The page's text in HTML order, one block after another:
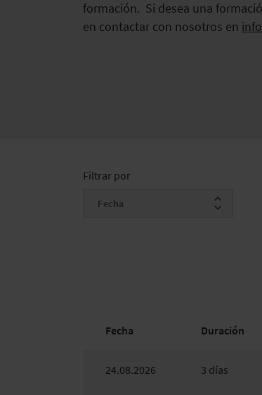
formación. Si desea una
en contactar con nosotros en
Filtrar por
Fecha Duración
24.08.2026 3 días